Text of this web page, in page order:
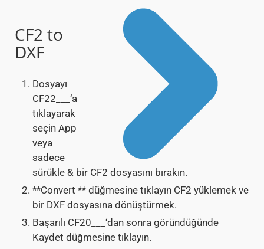
CF2 to
DXF
Dosyayı
CF22___‘a
tıklayarak
seçin App
veya
sadece
sürükle & bir CF2 dosyasını bırakın.
**Convert ** düğmesine tıklayın CF2 yüklemek ve
bir DXF dosyasına dönüştürmek.
Başarılı CF20___‘dan sonra göründüğünde
Kaydet düğmesine tıklayın.